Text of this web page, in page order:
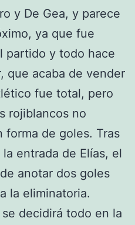
y De Gea, y parece
ya que fue
partido y todo hace
que acaba de vender
fue total, pero
rojiblancos no
forma de goles. Tras
entrada de Elías, el
anotar dos goles
la eliminatoria.
decidirá todo en la